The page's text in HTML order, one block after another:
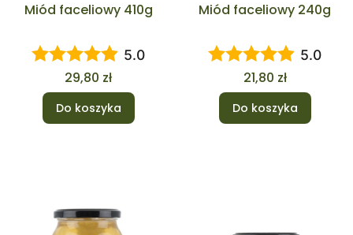
Miód faceliowy 410g
5.0
Cena
29,80 zł
Do koszyka
Miód faceliowy 240g
5.0
Cena
21,80 zł
Do koszyka